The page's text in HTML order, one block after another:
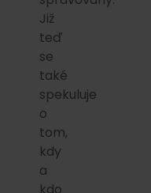
Již
teď
se
také
spekuluje
o
tom,
kdy
a